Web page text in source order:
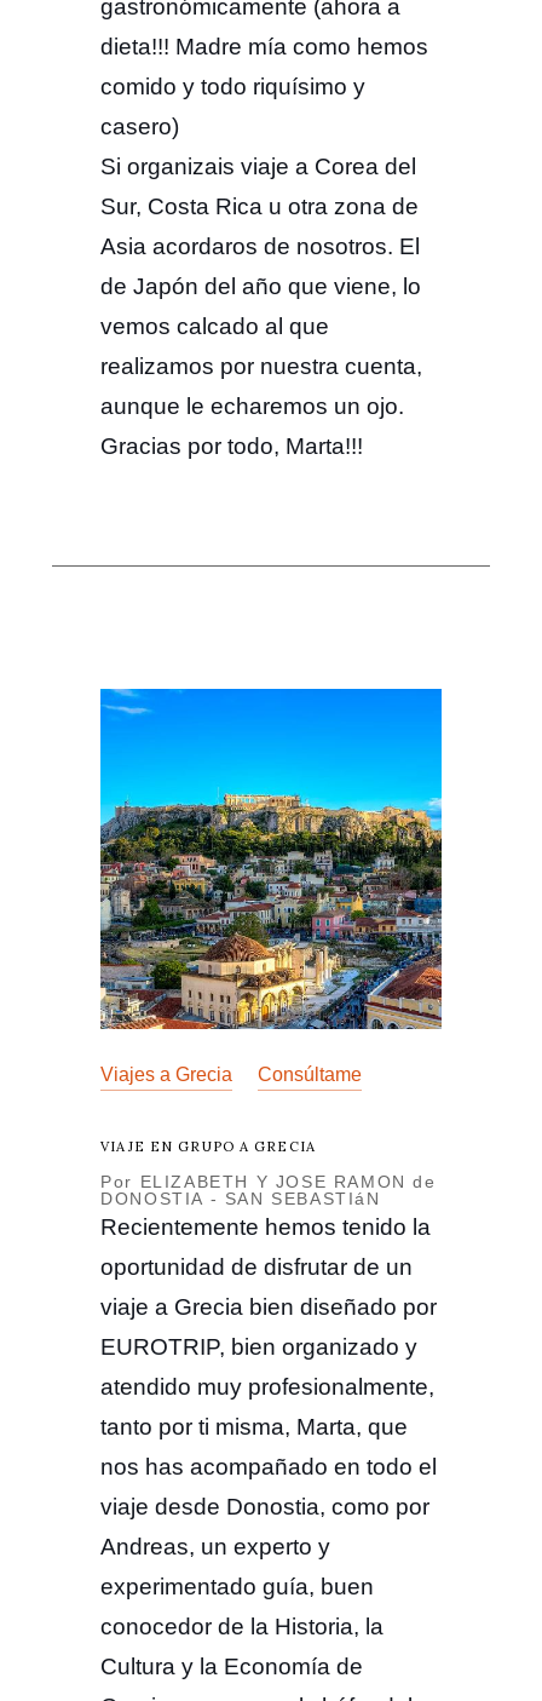
gastronómicamente (ahora a
dieta!!! Madre mía como hemos
comido y todo riquísimo y
casero)
Si organizais viaje a Corea del
Sur, Costa Rica u otra zona de
Asia acordaros de nosotros. El
de Japón del año que viene, lo
vemos calcado al que
realizamos por nuestra cuenta,
aunque le echaremos un ojo.
Gracias por todo, Marta!!!
Viajes a Grecia Consúltame
VIAJE EN GRUPO A GRECIA
Por ELIZABETH Y JOSE RAMON de
DONOSTIA - SAN SEBASTIáN
Recientemente hemos tenido la
oportunidad de disfrutar de un
viaje a Grecia bien diseñado por
EUROTRIP, bien organizado y
atendido muy profesionalmente,
tanto por ti misma, Marta, que
nos has acompañado en todo el
viaje desde Donostia, como por
Andreas, un experto y
experimentado guía, buen
conocedor de la Historia, la
Cultura y la Economía de